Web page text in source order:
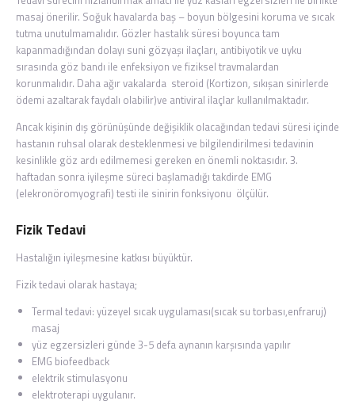
masaj önerilir. Soğuk havalarda baş – boyun bölgesini koruma ve sıcak
tutma unutulmamalıdır. Gözler hastalık süresi boyunca tam
kapanmadığından dolayı suni gözyaşı ilaçları, antibiyotik ve uyku
sırasında göz bandı ile enfeksiyon ve fiziksel travmalardan
korunmalıdır. Daha ağır vakalarda steroid (Kortizon, sıkışan sinirlerde
ödemi azaltarak faydalı olabilir)ve antiviral ilaçlar kullanılmaktadır.
Ancak kişinin dış görünüşünde değişiklik olacağından tedavi süresi içinde
hastanın ruhsal olarak desteklenmesi ve bilgilendirilmesi tedavinin
kesinlikle göz ardı edilmemesi gereken en önemli noktasıdır. 3.
haftadan sonra iyileşme süreci başlamadığı takdirde EMG
(elekronöromyografi) testi ile sinirin fonksiyonu ölçülür.
Fizik Tedavi
Hastalığın iyileşmesine katkısı büyüktür.
Fizik tedavi olarak hastaya;
Termal tedavi: yüzeyel sıcak uygulaması(sıcak su torbası,enfraruj)
masaj
yüz egzersizleri günde 3-5 defa aynanın karşısında yapılır
EMG biofeedback
elektrik stimulasyonu
elektroterapi uygulanır.